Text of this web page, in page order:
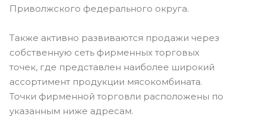
Приволжского федерального округа.
Также активно развиваются продажи через
собственную сеть фирменных торговых
точек, где представлен наиболее широкий
ассортимент продукции мясокомбината.
Точки фирменной торговли расположены по
указанным ниже адресам.